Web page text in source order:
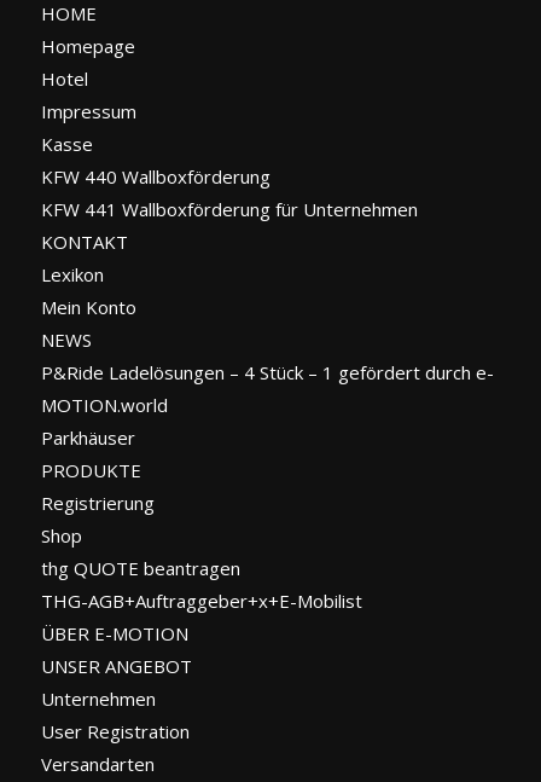
HOME
Homepage
Hotel
Impressum
Kasse
KFW 440 Wallboxförderung
KFW 441 Wallboxförderung für Unternehmen
KONTAKT
Lexikon
Mein Konto
NEWS
P&Ride Ladelösungen – 4 Stück – 1 gefördert durch e-
MOTION.world
Parkhäuser
PRODUKTE
Registrierung
Shop
thg QUOTE beantragen
THG-AGB+Auftraggeber+x+E-Mobilist
ÜBER E-MOTION
UNSER ANGEBOT
Unternehmen
User Registration
Versandarten